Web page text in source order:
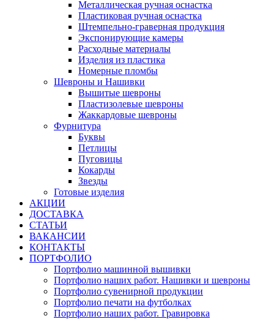
Металлическая ручная оснастка
Пластиковая ручная оснастка
Штемпельно-граверная продукция
Экспонирующие камеры
Расходные материалы
Изделия из пластика
Номерные пломбы
Шевроны и Нашивки
Вышитые шевроны
Пластизолевые шевроны
Жаккардовые шевроны
Фурнитура
Буквы
Петлицы
Пуговицы
Кокарды
Звезды
Готовые изделия
АКЦИИ
ДОСТАВКА
СТАТЬИ
ВАКАНСИИ
КОНТАКТЫ
ПОРТФОЛИО
Портфолио машинной вышивки
Портфолио наших работ. Нашивки и шевроны
Портфолио сувенирной продукции
Портфолио печати на футболках
Портфолио наших работ. Гравировка